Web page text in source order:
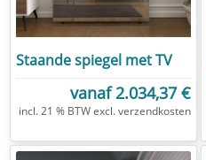
Staande spiegel met TV
vanaf2.034,37 €
excl.verzendkosten